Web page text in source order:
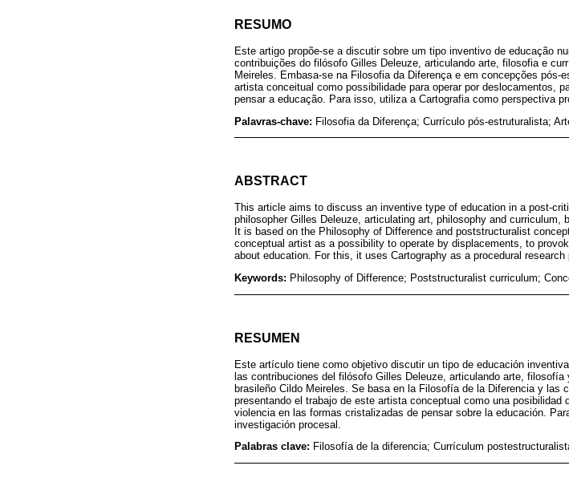
RESUMO
Este artigo propõe-se a discutir sobre um tipo inventivo de educação
contribuições do filósofo Gilles Deleuze, articulando arte, filosofia e
Meireles. Embasa-se na Filosofia da Diferença e em concepções
artista conceitual como possibilidade para operar por deslocamentos,
pensar a educação. Para isso, utiliza a Cartografia como perspectiva
Palavras-chave: Filosofia da Diferença; Currículo pós-estruturalista;
ABSTRACT
This article aims to discuss an inventive type of education in a post-
philosopher Gilles Deleuze, articulating art, philosophy and
It is based on the Philosophy of Difference and poststructuralist
conceptual artist as a possibility to operate by displacements, to
about education. For this, it uses Cartography as a procedural research
Keywords: Philosophy of Difference; Poststructuralist curriculum;
RESUMEN
Este artículo tiene como objetivo discutir un tipo de educación
las contribuciones del filósofo Gilles Deleuze, articulando arte,
brasileño Cildo Meireles. Se basa en la Filosofía de la Diferencia y las
presentando el trabajo de este artista conceptual como una posibilidad
violencia en las formas cristalizadas de pensar sobre la educación.
investigación procesal.
Palabras clave: Filosofía de la diferencia; Currículum